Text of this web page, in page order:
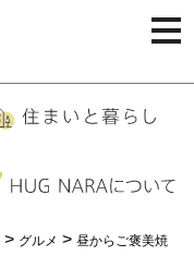
> グルメ > 昼からご褒美焼